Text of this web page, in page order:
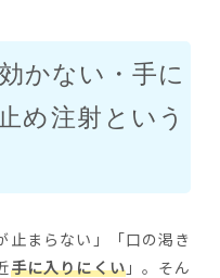
かない・手に
め注射という
止まらない」「口の渇き
手に入りにくい」。そん